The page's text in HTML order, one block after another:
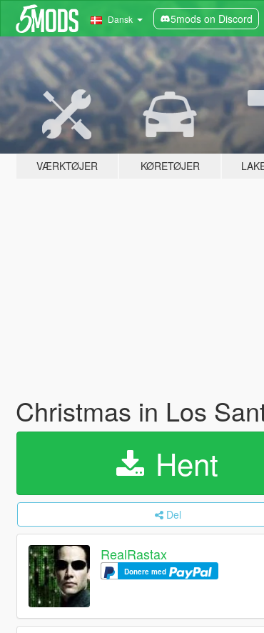
Dansk 5mods on Discord
VÆRKTØJER KØRETØJER
Christmas in Los
Hent
Del
RealRastax
Donere med